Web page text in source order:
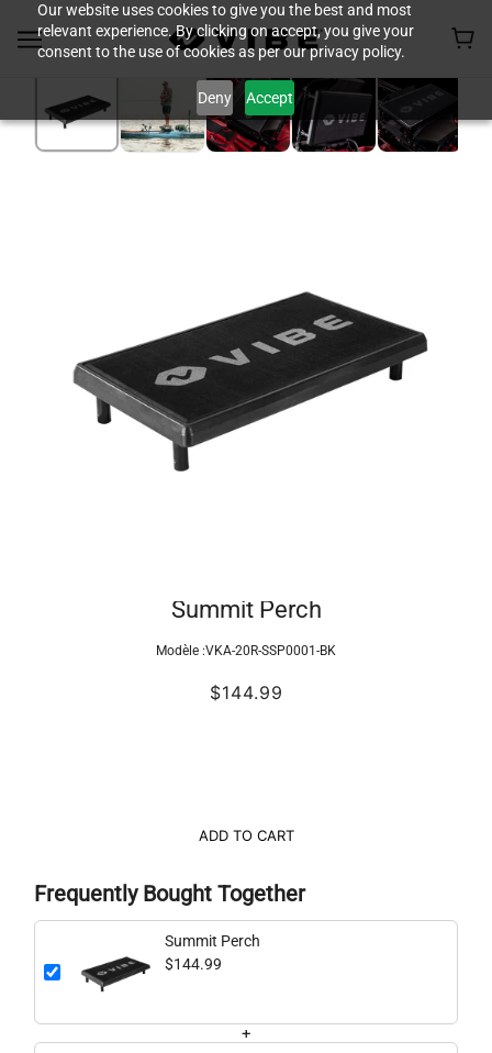
Our website uses cookies to give you the best and most
relevant experience. By clicking on accept, you give your
consent to the use of cookies as per our privacy policy.
Deny Accept
Summit Perch
Modèle :VKA-20R-SSP0001-BK
$144.99
ADD TO CART
Frequently Bought Together
Summit Perch
$144.99
+